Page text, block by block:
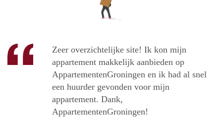
Zeer overzichtelijke site! Ik kon mijn
appartement makkelijk aanbieden op
AppartementenGroningen en ik had al snel
een huurder gevonden voor mijn
appartement. Dank,
AppartementenGroningen!